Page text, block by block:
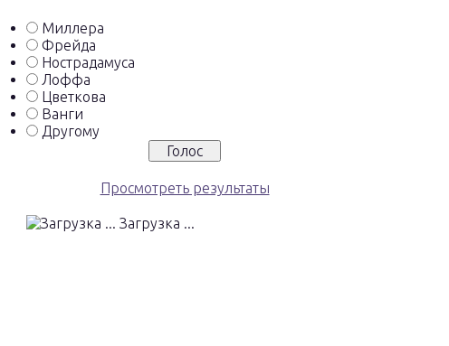
Миллера
Фрейда
Нострадамуса
Лоффа
Цветкова
Ванги
Другому
Просмотреть результаты
Загрузка ...